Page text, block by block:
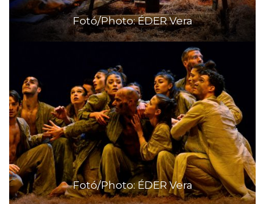
Fotó/Photo: ÉDER Vera
Fotó/Photo: ÉDER Vera